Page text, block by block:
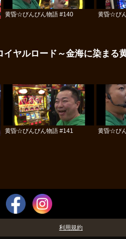
黄昏☆びんびん物語 #140 黄昏☆び
イヤルロード～金海に染まる
黄昏☆びんびん物語 #141 黄昏☆び
利用規約